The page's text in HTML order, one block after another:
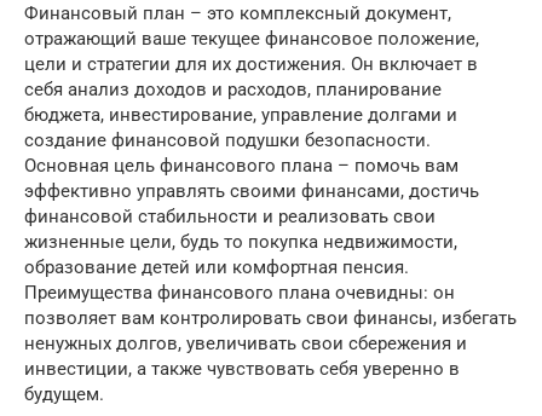
Финансовый план – это комплексный документ,
отражающий ваше текущее финансовое положение,
цели и стратегии для их достижения. Он включает в
себя анализ доходов и расходов, планирование
бюджета, инвестирование, управление долгами и
создание финансовой подушки безопасности.
Основная цель финансового плана – помочь вам
эффективно управлять своими финансами, достичь
финансовой стабильности и реализовать свои
жизненные цели, будь то покупка недвижимости,
образование детей или комфортная пенсия.
Преимущества финансового плана очевидны: он
позволяет вам контролировать свои финансы, избегать
ненужных долгов, увеличивать свои сбережения и
инвестиции, а также чувствовать себя уверенно в
будущем.